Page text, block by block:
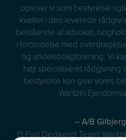
oplever vi som bestyrelse
kvalitet i den leverede
bestående af advokat,
i forbindelse med
og andelsboligforening. Vi
højt specialiseret rådgivning
bestyrelse kan give vores
Wantzin
– A/B
Et Fast Dedikeret Team!